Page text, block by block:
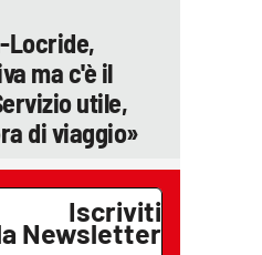
Locride,
ma c'è il
utile,
di viaggio»
Iscriviti
Newsletter